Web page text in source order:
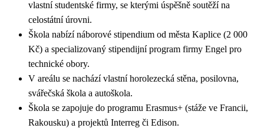
vlastní studentské firmy, se kterými úspěšně soutěží na
celostátní úrovni.
Škola nabízí náborové stipendium od města Kaplice (2 000
Kč) a specializovaný stipendijní program firmy Engel pro
technické obory.
V areálu se nachází vlastní horolezecká stěna, posilovna,
svářečská škola a autoškola.
Škola se zapojuje do programu Erasmus+ (stáže ve Francii,
Rakousku) a projektů Interreg či Edison.